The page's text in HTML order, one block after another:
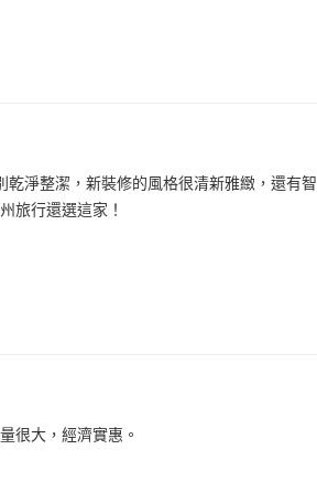
淨整潔，新裝修的風格很清新雅緻，還有
旅行還選這家！
很大，經濟實惠。